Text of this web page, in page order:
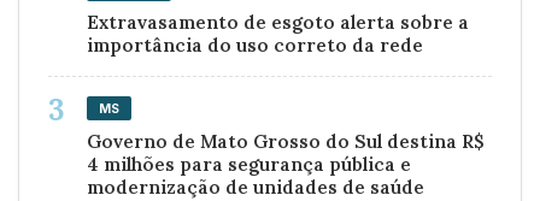
Extravasamento de esgoto alerta sobre a
importância do uso correto da rede
MS
Governo de Mato Grosso do Sul destina R$
4 milhões para segurança pública e
modernização de unidades de saúde